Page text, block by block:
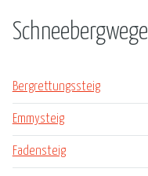
Schneebergwege
Bergrettungssteig
Emmysteig
Fadensteig